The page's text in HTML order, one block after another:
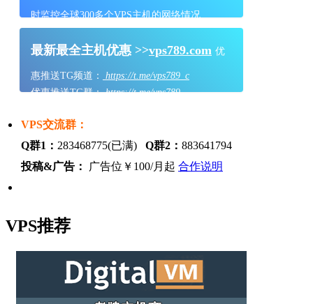
时监控全球300多个VPS主机的网络情况
最新最全主机优惠 >>vps789.com 优
惠推送TG频道：
https://t.me/vps789_c
优惠推送TG群：https://t.me/vps789
VPS交流群：
Q群1： 283468775(已满) Q群2： 883641794
投稿&广告： 广告位￥100/月起 合作说明
VPS推荐